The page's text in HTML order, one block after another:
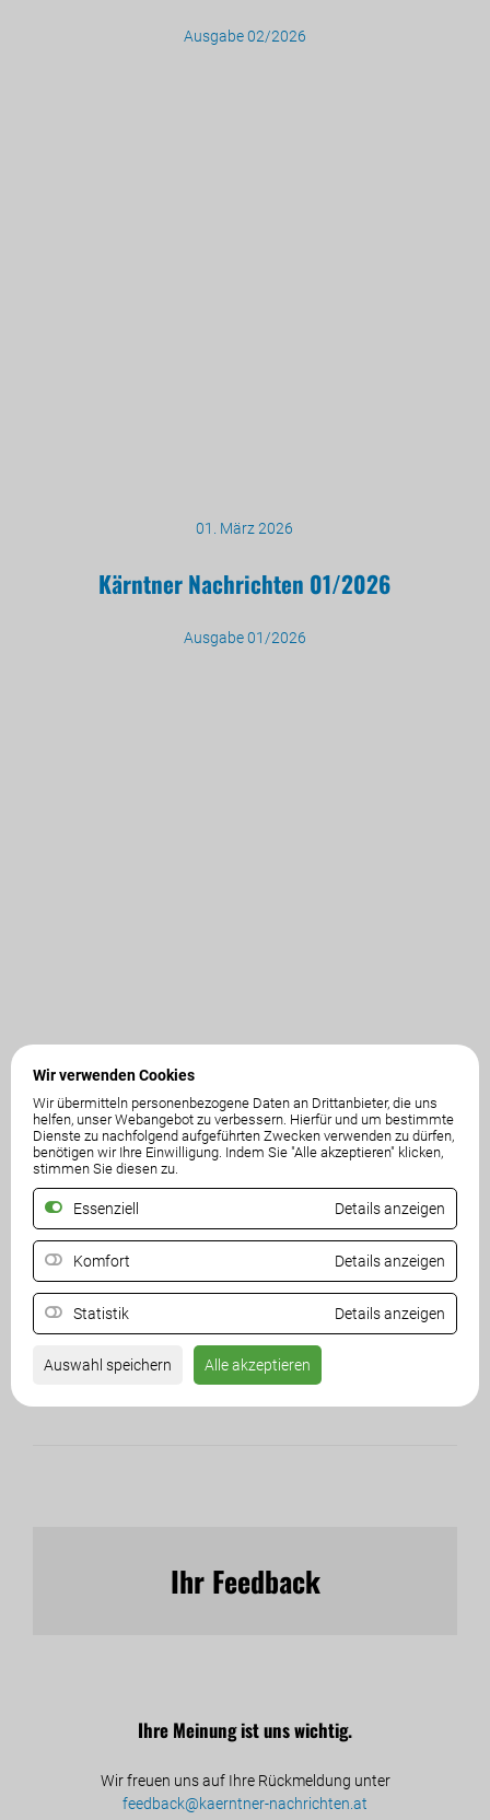
Wir verwenden Cookies
Wir übermitteln personenbezogene Daten an Drittanbieter, die uns
helfen, unser Webangebot zu verbessern. Hierfür und um bestimmte
Dienste zu nachfolgend aufgeführten Zwecken verwenden zu dürfen,
benötigen wir Ihre Einwilligung. Indem Sie "Alle akzeptieren" klicken,
stimmen Sie diesen zu.
Essenziell Details anzeigen
Komfort Details anzeigen
Statistik Details anzeigen
Auswahl speichern Alle akzeptieren
Ausgabe 02/2026
01. März 2026
Kärntner Nachrichten 01/2026
Ausgabe 01/2026
01. Jänner 2026
Kärntner Nachrichten 04/2025
Ausgabe 04/2025
2 3 4
Ihr Feedback
Ihre Meinung ist uns wichtig.
Wir freuen uns auf Ihre Rückmeldung unter
feedback@kaerntner-nachrichten.at